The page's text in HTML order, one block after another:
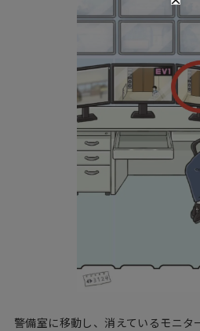
警備室に移動し、消えているモニタ